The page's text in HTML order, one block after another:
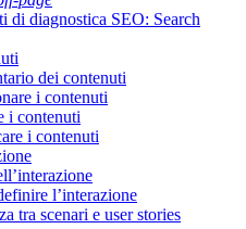
di diagnostica SEO: Search
dei contenuti
i contenuti
i contenuti
i contenuti
l’interazione
tra scenari e user stories